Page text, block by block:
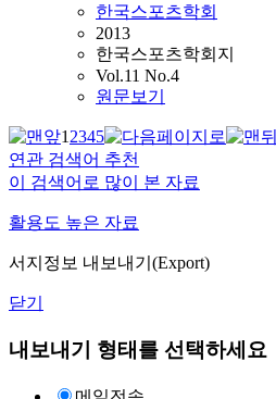
한국스포츠학회
2013
한국스포츠학회지
Vol.11 No.4
원문보기
12345
연관 검색어 추천
이 검색어로 많이 본 자료
활용도 높은 자료
서지정보 내보내기(Export)
닫기
내보내기 형태를 선택하세요